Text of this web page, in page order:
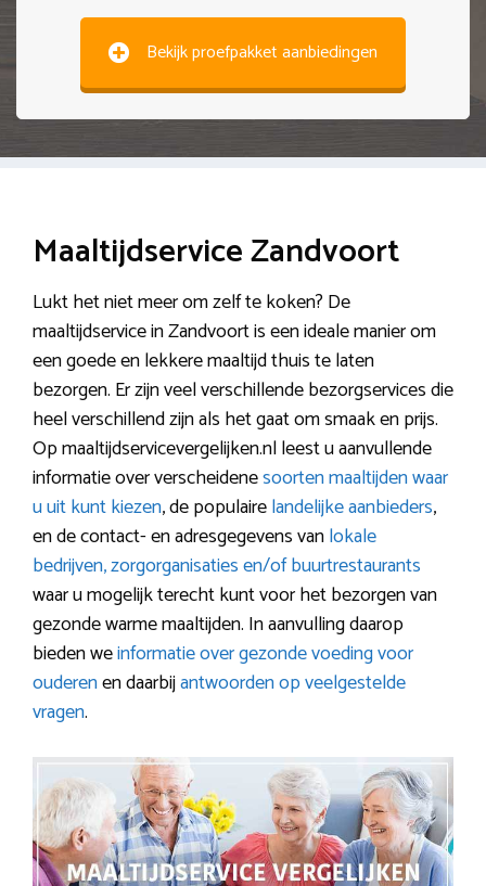
Bekijk proefpakket aanbiedingen
Maaltijdservice Zandvoort
Lukt het niet meer om zelf te koken? De
maaltijdservice in Zandvoort is een ideale manier om
een goede en lekkere maaltijd thuis te laten
bezorgen. Er zijn veel verschillende bezorgservices die
heel verschillend zijn als het gaat om smaak en prijs.
Op maaltijdservicevergelijken.nl leest u aanvullende
informatie over verscheidenesoorten maaltijden waar
u uit kunt kiezen, de populairelandelijke aanbieders,
en de contact- en adresgegevens vanlokale
bedrijven, zorgorganisaties en/of buurtrestaurants
waar u mogelijk terecht kunt voor het bezorgen van
gezonde warme maaltijden. In aanvulling daarop
bieden weinformatie over gezonde voeding voor
ouderenen daarbijantwoorden op veelgestelde
vragen.